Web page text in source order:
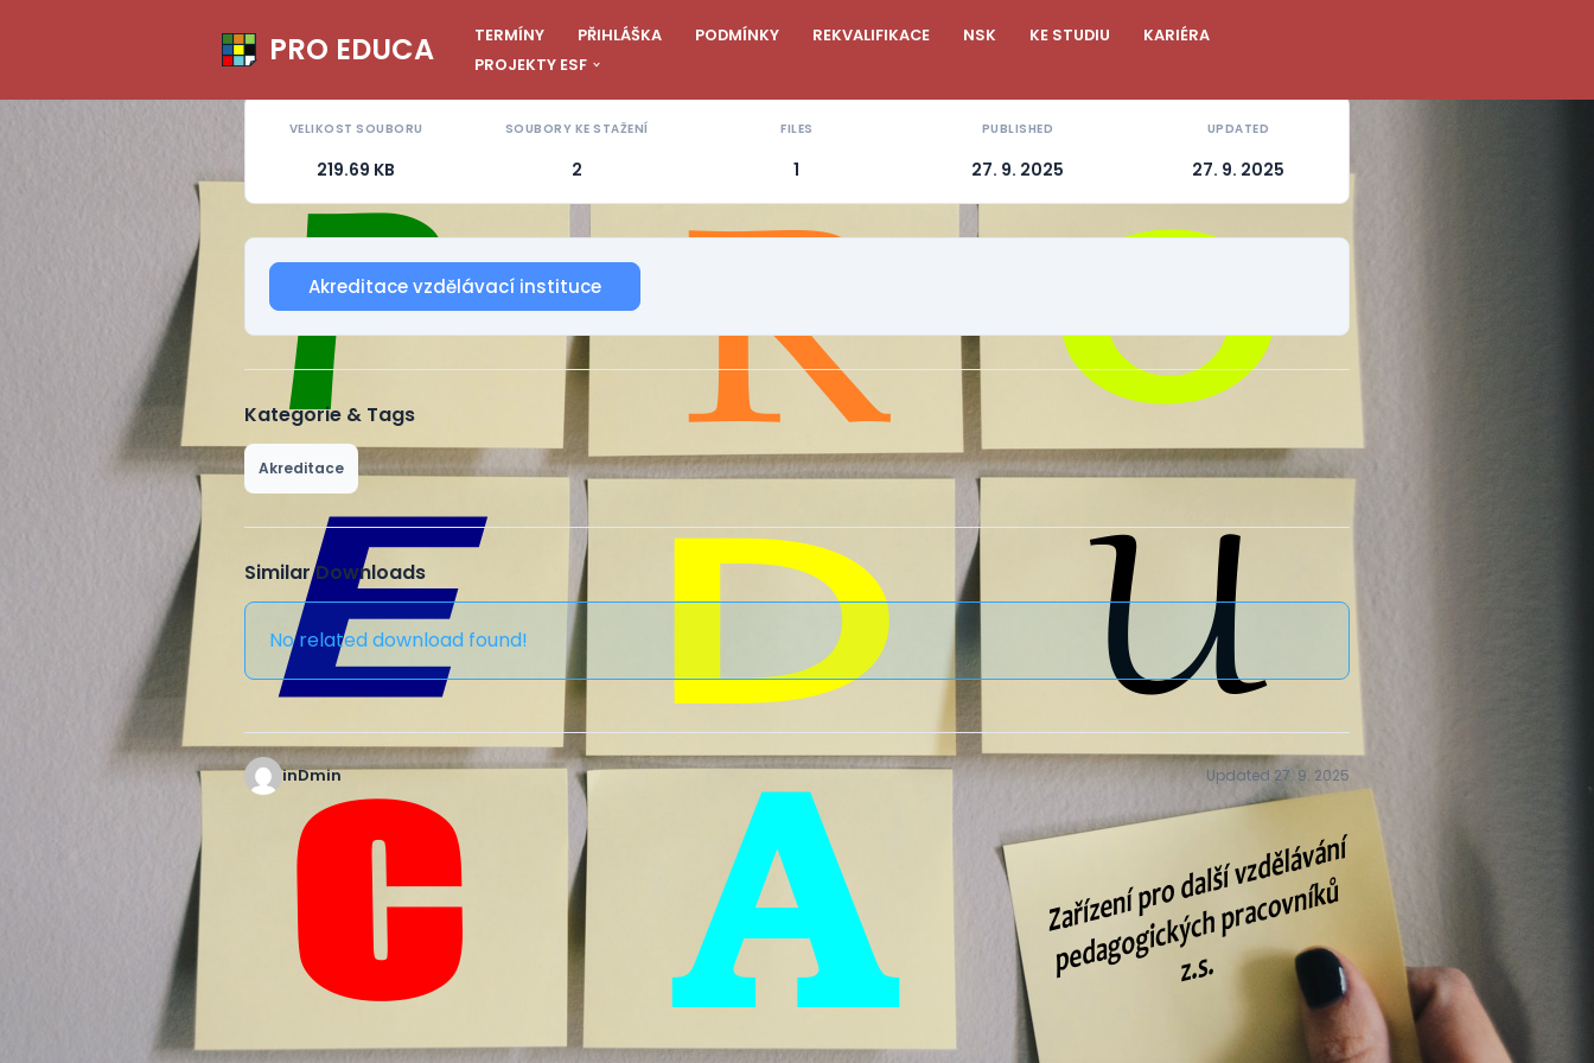
na
PRO EDUCA TERMÍNY PŘIHLÁŠKA PODMÍNKY REKVALIFIKACE NSK KE STUDIU
KARIÉRA
PROJEKTY ESF
VELIKOST SOUBORU
219.69 KB
SOUBORY KE STAŽENÍ
2
FILES
1
PUBLISHED
27. 9. 2025
UPDATED
27. 9. 2025
Akreditace vzdělávací instituce
Kategorie & Tags
Akreditace
Similar Downloads
No related download found!
inDmin Updated 27. 9. 2025